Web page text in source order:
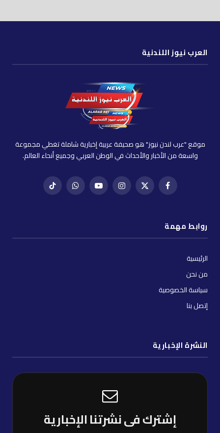
العرب نيوز اللندنية
موقع "عرب لندن نيوز" هو صحيفة عربية إخبارية شاملة تغطي مجموعة
واسعة من الأخبار والأحداث في الوطن العربي وجميع أنحاء العالم.
فيسبوكX
إنستغراميوتيوب واتساب تيك
روابط مهمة
الرئيسية
من نحن
سياسة الخصوصية
إتصل بنا
النشرة الإخبارية
إشترك فى نشرتنا الإخبارية